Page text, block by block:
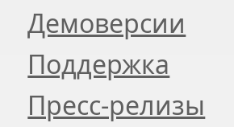
Демоверсии
Поддержка
Пресс-релизы